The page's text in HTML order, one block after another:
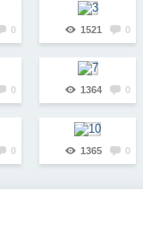
0 1521 0
0 1364 0
0 1365 0